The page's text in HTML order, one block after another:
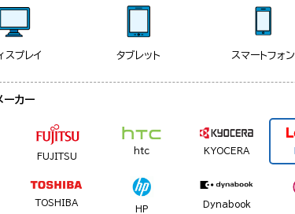
スプレイ タブレット スマートフォン
ーカー
FUJITSU
htc KYOCERA
TOSHIBA
HP
Dynabook